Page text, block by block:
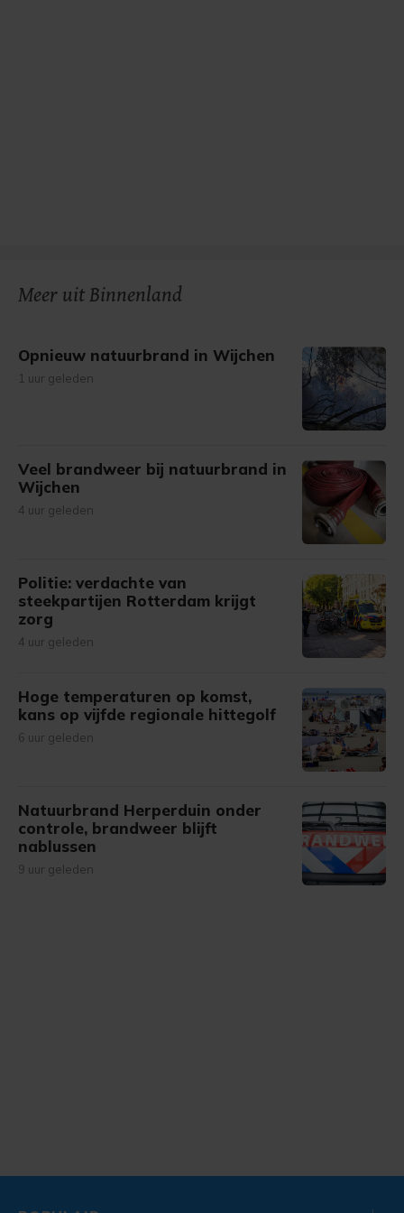
Meer uit Binnenland
Opnieuw natuurbrand in Wijchen
1 uur geleden
Veel brandweer bij natuurbrand in
Wijchen
4 uur geleden
Politie: verdachte van
steekpartijen Rotterdam krijgt
zorg
4 uur geleden
Hoge temperaturen op komst,
kans op vijfde regionale hittegolf
6 uur geleden
Natuurbrand Herperduin onder
controle, brandweer blijft
nablussen
9 uur geleden